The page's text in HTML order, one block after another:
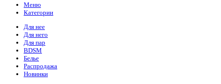
Меню
Категории
Для нее
Для него
Для пар
BDSM
Белье
Распродажа
Новинки